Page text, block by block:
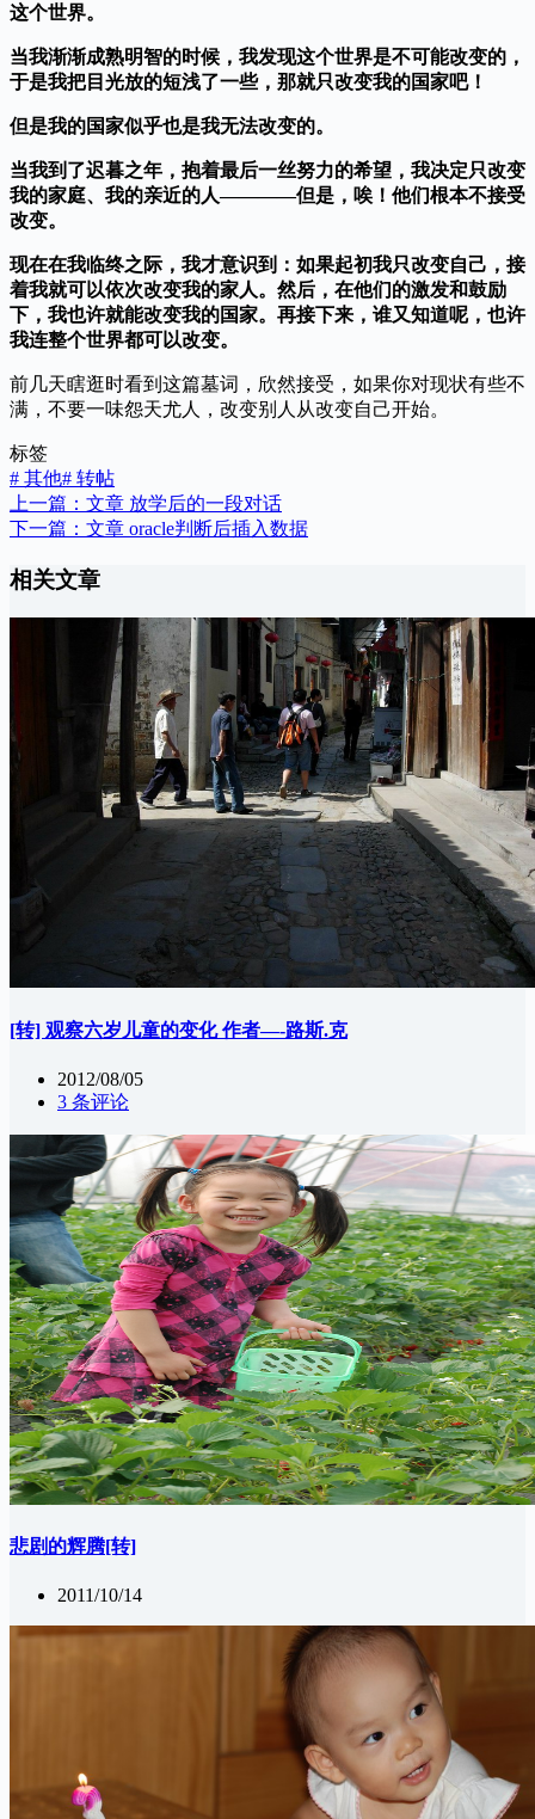
这个世界。
当我渐渐成熟明智的时候，我发现这个世界是不可能改变的，
于是我把目光放的短浅了一些，那就只改变我的国家吧！
但是我的国家似乎也是我无法改变的。
当我到了迟暮之年，抱着最后一丝努力的希望，我决定只改变
我的家庭、我的亲近的人————但是，唉！他们根本不接受
改变。
现在在我临终之际，我才意识到：如果起初我只改变自己，接
着我就可以依次改变我的家人。然后，在他们的激发和鼓励
下，我也许就能改变我的国家。再接下来，谁又知道呢，也许
我连整个世界都可以改变。
前几天瞎逛时看到这篇墓词，欣然接受，如果你对现状有些不
满，不要一味怨天尤人，改变别人从改变自己开始。
标签
# 其他# 转帖
上一篇： 文章 放学后的一段对话
下一篇： 文章 oracle判断后插入数据
相关文章
[转] 观察六岁儿童的变化 作者—-路斯.克
2012/08/05
3 条评论
悲剧的辉腾[转]
2011/10/14